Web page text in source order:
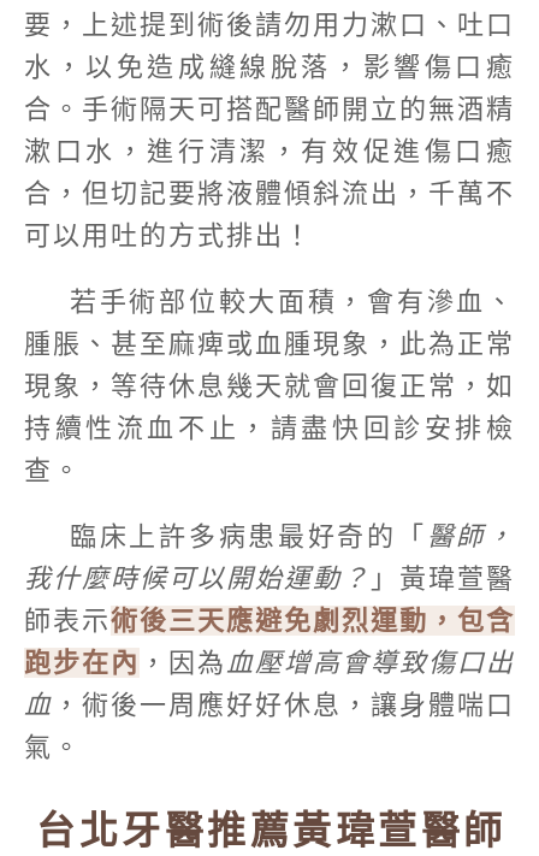
要，上述提到術後請勿用力漱口、吐口
水，以免造成縫線脫落，影響傷口癒
合。手術隔天可搭配醫師開立的無酒精
漱口水，進行清潔，有效促進傷口癒
合，但切記要將液體傾斜流出，千萬不
可以用吐的方式排出！
若手術部位較大面積，會有滲血、
腫脹、甚至麻痺或血腫現象，此為正常
現象，等待休息幾天就會回復正常，如
持續性流血不止，請盡快回診安排檢
查。
臨床上許多病患最好奇的「 醫師，
我什麼時候可以開始運動？ 」黃瑋萱醫
師表示術後三天應避免劇烈運動，包含
跑步在內 ，因為血壓增高會導致傷口出
血 ，術後一周應好好休息，讓身體喘口
氣。
台北牙醫推薦黃瑋萱醫師